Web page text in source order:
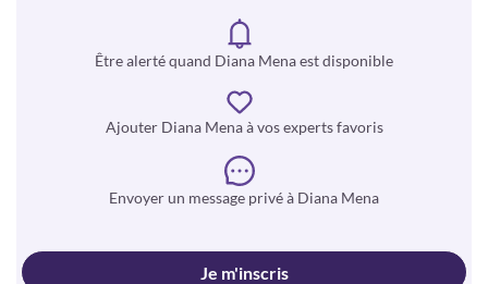
Être alerté quand Diana Mena est disponible
Ajouter Diana Mena à vos experts favoris
Envoyer un message privé à Diana Mena
Je m'inscris